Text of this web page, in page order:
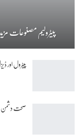
پیٹرولیم مصنوعات
پیٹرول اور
صحت دشمن